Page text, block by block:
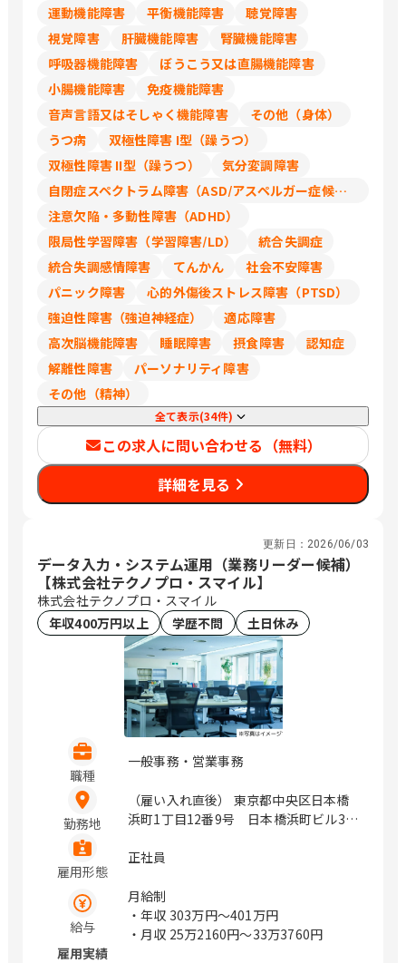
ネスセンタービル16F） 愛知県豊橋市曙
町松並101番地206 愛知県岡崎市唐沢町
11番地5 （第一生命・三井住友海上岡崎
ビル10F） 滋賀県草津市渋川1丁目3番4
号 （近江伊吹館 1階） 滋賀県彦根市大
東町14番25号 （上野第Ⅶビル 3階） 京
都府京都市中京区烏丸通御池下る梅屋町
358番地 （アーバネックス御池ビル西館
6階） 京都府福知山市厚東町2 京都府木
津川市兜台6丁目6－4 （総合住宅研究所
内） 大阪府大阪市北区大淀中1－1－30
（梅田スカイビルタワーウエスト34階）
大阪府箕面市船場東1-10-33 大阪府枚方
市新町一丁目10番1号 （レジデンス櫂枚
方駅前102号） 大阪府堺市北区長曽根町
3047番地12 大阪府岸和田市土生町3丁
目17番32号 松本ビル 大阪市北区大淀中
1-1-93 （梅田スカイビルガーデンシッ
クス3階） 兵庫県明石市大明石町2丁目
1-32 （ラ スーノ明石公園前ビル） 兵庫
県姫路市東延末1-1 （姫路NKビル1F）
兵庫県西宮市両度町6－30 和歌山県和歌
山市杉ノ馬場一丁目1番地FK
BUILDING3階 鳥取県米子市米原4丁目2
番27号 島根県松江市嫁島町10－15 岡山
県岡山市北区今2丁目9番8号 岡山県倉敷
市白楽町587-3 広島県広島市安佐南区西
周南市久米中央四丁目10番11号 山口県
下関市綾羅木本町3丁目13-9 山口県山口
市小郡下郷2227番地4 徳島県徳島市中洲
町一丁目8-1 愛媛県松山市生石町130-1
高知県高知市杉井流21番10号 福岡県福
岡市博多区御供所町1-1 （西鉄祇園ビ
ル） 福岡県北九州市小倉北区京町三丁
目7番1号 （ガーデンシティ小倉3階）
福岡県久留米市合川町1925番1号 （中央
公園通り） 佐賀県佐賀市駅前中央1丁目
14-40 （ニッセイ佐賀駅前ビル4F） 熊
本県熊本市南区田井島1丁目7-1 宮崎県
延岡市日の出町2丁目1番地9 （メモリア
ルライフ1階北号室） 宮崎県宮崎市高千
穂通2-3-20 鹿児島県鹿児島市与次郎2丁
目4番7号 ※転居を伴う転勤なし。 ※原
則マイカー通勤不可 / 札幌、盛岡、勾当
台公園、山形、郡山、水戸、宇都宮、前
橋、浦和、熊谷、川越、千葉みなと、船
橋、流山おおたかの森、池袋、新宿、表
参道、立川、みなとみらい、海老名、辻
堂、新潟、金沢、甲府、松本、岐阜、静
運動機能障害
平衡機能障害
聴覚障害
視覚障害
肝臓機能障害
腎臓機能障害
呼吸器機能障害
ぼうこう又は直腸機能障害
小腸機能障害
免疫機能障害
音声言語又はそしゃく機能障害
その他（身体）
うつ病
双極性障害 I型（躁うつ）
双極性障害 II型（躁うつ）
気分変調障害
自閉症スペクトラム障害（ASD/アスペルガー症候群/広汎性発達障害）
注意欠陥・多動性障害（ADHD）
限局性学習障害（学習障害/LD）
統合失調症
統合失調感情障害
てんかん
社会不安障害
パニック障害
心的外傷後ストレス障害（PTSD）
強迫性障害（強迫神経症）
適応障害
高次脳機能障害
睡眠障害 摂食障害
認知症
解離性障害
パーソナリティ障害
その他（精神）
全て表示(34件)
この求人に問い合わせる（無料）
詳細を見る
更新日： 2026/06/03
データ入力・システム運用（業務リーダー候補）
【株式会社テクノプロ・スマイル】
株式会社テクノプロ・スマイル
年収400万円以上
学歴不問 土日休み
職種
一般事務・営業事務
勤務地
（雇い入れ直後） 東京都中央区日本橋
浜町1丁目12番9号 日本橋浜町ビル3階
横浜市中区日本大通18番地 福岡県福岡
幌市中央区大通西7丁目1-1 / 浜町、東日
本橋、馬喰横山、人形町、馬喰町、光が
丘、日本大通り、博多、祇園、大通
雇用形態
正社員
給与
月給制
・年収 303万円〜401万円
・月収 25万2160円〜33万3760円
雇用実績